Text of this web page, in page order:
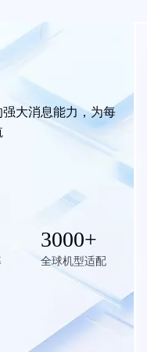
大消息能力，为每
3000+
全球机型适配